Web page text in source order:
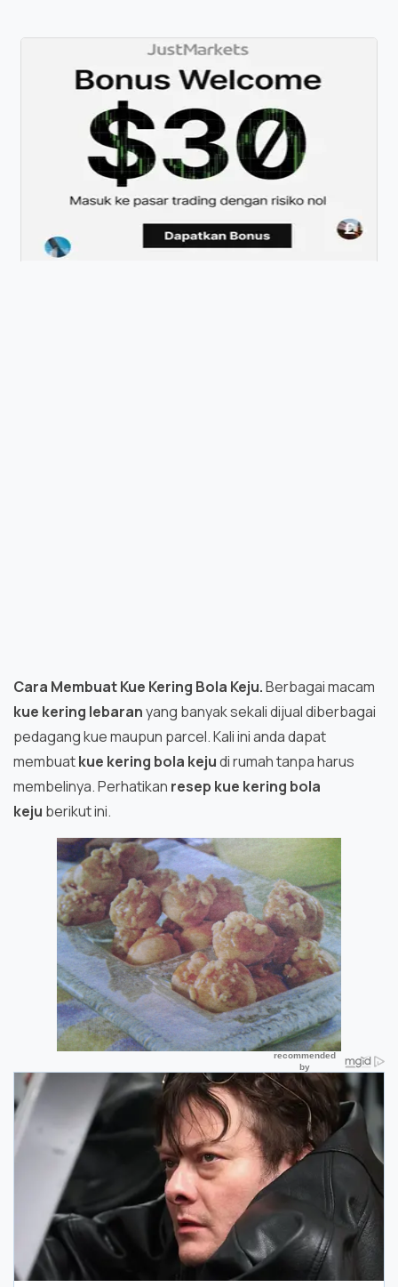
Cara Membuat Kue Kering Bola Keju.Berbagai macam
kue kering lebaranyang banyak sekali dijual diberbagai
pedagang kue maupun parcel. Kali ini anda dapat
membuatkue kering bola kejudi rumah tanpa harus
membelinya. Perhatikan resep kue kering bola
keju berikut ini.